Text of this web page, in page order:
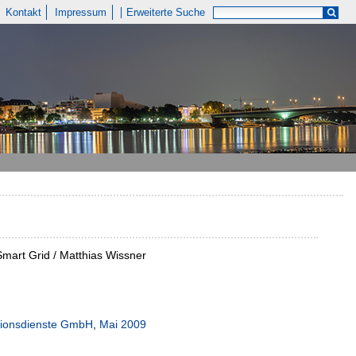
Kontakt Impressum Erweiterte Suche
Grid / Matthias Wissner
GmbH, Mai 2009